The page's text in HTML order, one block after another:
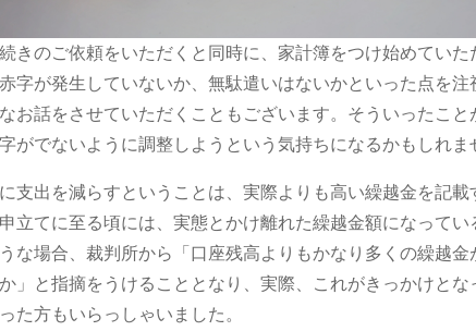
きのご依頼をいただくと同時に、家計簿をつけ始めていた
字が発生していないか、無駄遣いはないかといった点を注
お話をさせていただくこともございます。そういったこと
がでないように調整しようという気持ちになるかもしれま
支出を減らすということは、実際よりも高い繰越金を記載
立てに至る頃には、実態とかけ離れた繰越金額になってい
な場合、裁判所から「口座残高よりもかなり多くの繰越金
」と指摘をうけることとなり、実際、これがきっかけとな
た方もいらっしゃいました。
側との示
に大変お
脳の損傷
ている事
してきま
うも納得
1 か月 前
追突事故を起こされたのですが…保
険で弁護士特約に入っているのにも
かかわらず自分で対応していまし
た…痛みが消えていないのに通院を
相手保険会社に切られてしまった
為…自分の入っている保険会社に相
談した所こちらのグリーンリーフ法
律事務所を紹介して頂いて、申先生
に話を聞いて貰いました。
続きを読む